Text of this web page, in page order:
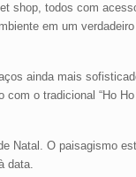
shop, todos com
em um
ainda mais
o tradicional “Ho
Natal. O paisagismo
data.